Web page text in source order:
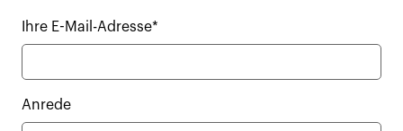
Ihre E-Mail-Adresse*
Anrede